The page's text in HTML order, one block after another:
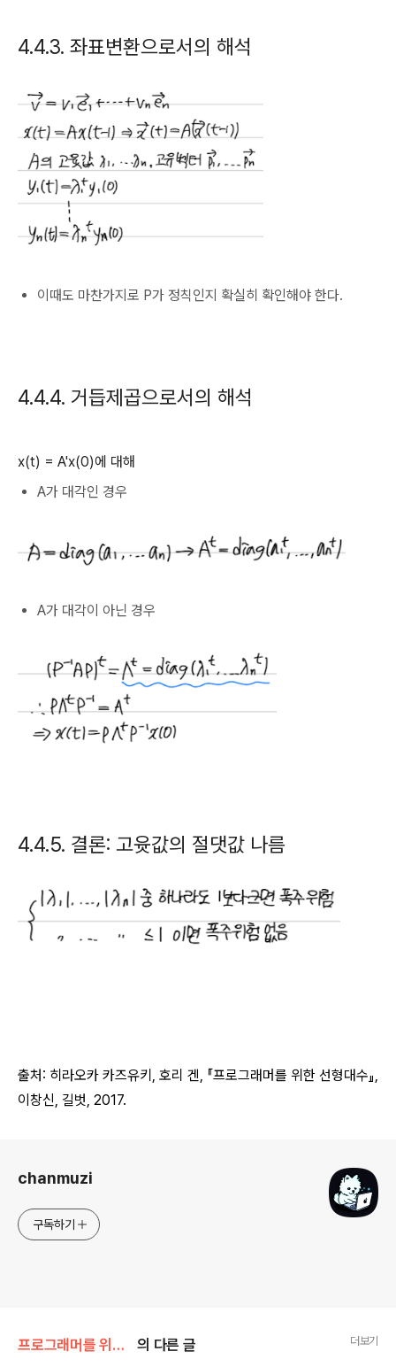
4.4.3. 좌표변환으로서의 해석
이때도 마찬가지로 P가 정칙인지 확실히 확인해야 한다.
4.4.4. 거듭제곱으로서의 해석
x(t) = A'x(0)에 대해
A가 대각인 경우
A가 대각이 아닌 경우
4.4.5. 결론: 고윳값의 절댓값 나름
출처: 히라오카 카즈유키, 호리 겐, 『프로그래머를 위한 선형대수』,
이창신, 길벗, 2017.
chanmuzi
구독하기
프로그래머를 위한 선형대수/4장 의 다른 글 더보기